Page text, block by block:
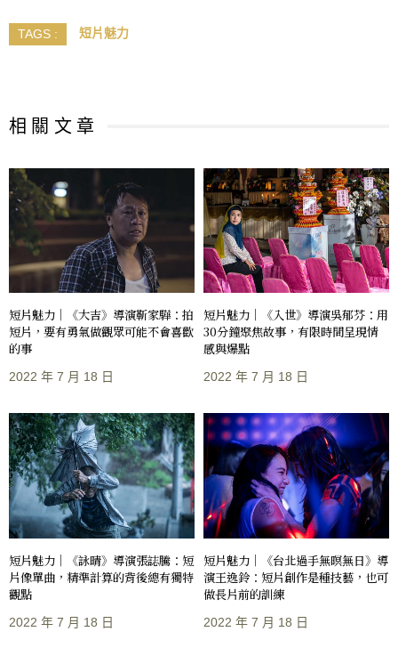
TAGS : 短片魅力
相 關 文 章
短片魅力｜《大吉》導演靳家驊：拍
短片，要有勇氣做觀眾可能不會喜歡
的事
2022 年 7 月 18 日
短片魅力｜《入世》導演吳郁芬：用
30分鐘聚焦故事，有限時間呈現情
感與爆點
2022 年 7 月 18 日
短片魅力｜《詠晴》導演張誌騰：短
片像單曲，精準計算的背後總有獨特
觀點
2022 年 7 月 18 日
短片魅力｜《台北過手無暝無日》導
演王逸鈴：短片創作是種技藝，也可
做長片前的訓練
2022 年 7 月 18 日